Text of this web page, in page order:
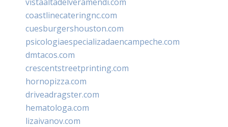
coastlinecateringnc.com
cuesburgershouston.com
psicologiaespecializadaencampeche.com
dmtacos.com
crescentstreetprinting.com
hornopizza.com
driveadragster.com
hematologa.com
lizaivanov.com